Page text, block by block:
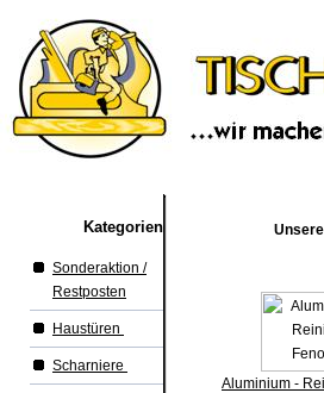
Kategorien
Sonderaktion /
Restposten
Haustüren
Scharniere
Aluminium -